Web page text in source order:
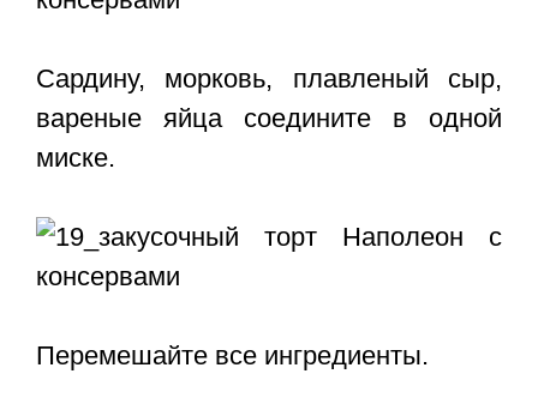
Сардину, морковь, плавленый сыр,
вареные яйца соедините в одной
миске.
Перемешайте все ингредиенты.